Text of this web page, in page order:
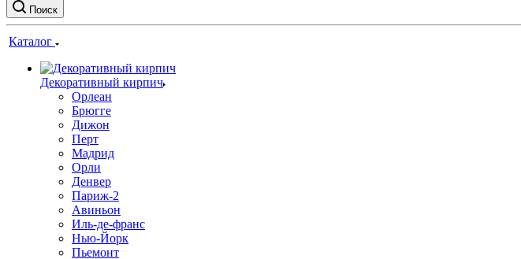
Поиск
Каталог
Декоративный кирпич
Орлеан
Брюгге
Дижон
Перт
Мадрид
Орли
Денвер
Париж-2
Авиньон
Иль-де-франс
Нью-Йорк
Пьемонт